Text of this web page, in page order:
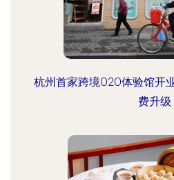
杭州首家跨境O2O体验馆开
费升级